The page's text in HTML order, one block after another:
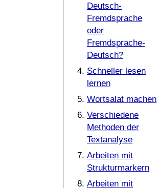
Deutsch-
Fremdsprache
oder
Fremdsprache-
Deutsch?
Schneller lesen
lernen
Wortsalat machen
Verschiedene
Methoden der
Textanalyse
Arbeiten mit
Strukturmarkern
Arbeiten mit